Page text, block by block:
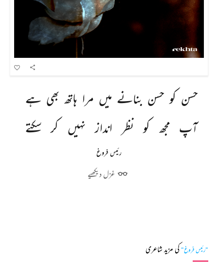
حسن کو حسن بنانے میں مرا ہاتھ بھی ہے
آپ مجھ کو نظر انداز نہیں کر سکتے
رئیس فروغ
غزل دیکھیے
"رئیس فروغ" کی مزید شاعری